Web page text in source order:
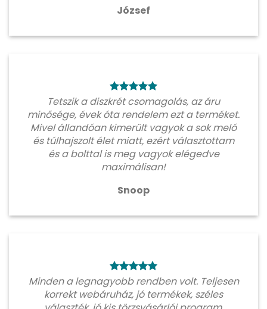
József
Tetszik a diszkrét csomagolás, az áru
minősége, évek óta rendelem ezt a terméket.
Mivel állandóan kimerült vagyok a sok meló
és túlhajszolt élet miatt, ezért választottam
és a bolttal is meg vagyok elégedve
maximálisan!
Snoop
Minden a legnagyobb rendben volt. Teljesen
korrekt webáruház, jó termékek, széles